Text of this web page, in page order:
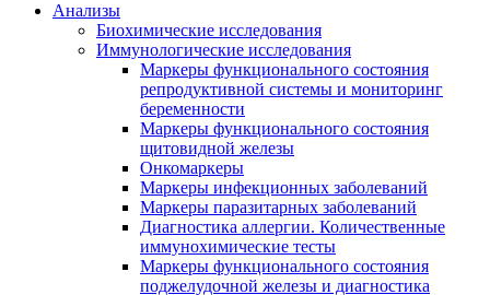
Анализы
Биохимические исследования
Иммунологические исследования
Маркеры функционального состояния
репродуктивной системы и мониторинг
беременности
Маркеры функционального состояния
щитовидной железы
Онкомаркеры
Маркеры инфекционных заболеваний
Маркеры паразитарных заболеваний
Диагностика аллергии. Количественные
иммунохимические тесты
Маркеры функционального состояния
поджелудочной железы и диагностика